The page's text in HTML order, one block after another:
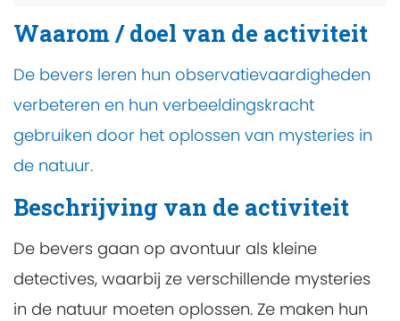
Waarom / doel van de activiteit
De bevers leren hun observatievaardigheden
verbeteren en hun verbeeldingskracht
gebruiken door het oplossen van mysteries in
de natuur.
Beschrijving van de activiteit
De bevers gaan op avontuur als kleine
detectives, waarbij ze verschillende mysteries
in de natuur moeten oplossen. Ze maken hun